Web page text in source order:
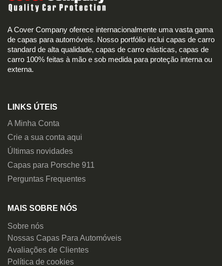
A Cover Company oferece internacionalmente uma vasta gama
de capas para automóveis. Nosso portfólio inclui capas de carro
standard de alta qualidade, capas de carro elásticas, capas de
carro 100% feitas à mão e sob medida para proteção interna ou
externa.
LINKS ÚTEIS
A Minha Conta
Crie a sua conta aqui
Últimas novidades
Capas para Porsche 911
Perguntas Frequentes
MAIS SOBRE NÓS
Sobre nós
Nossas Capas Para Automóveis
Avaliações de Clientes
Política de cookies